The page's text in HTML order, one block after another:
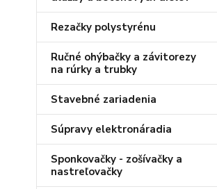
Rezačky polystyrénu
Ručné ohýbačky a závitorezy
na rúrky a trubky
Stavebné zariadenia
Súpravy elektronáradia
Sponkovačky - zošívačky a
nastreľovačky